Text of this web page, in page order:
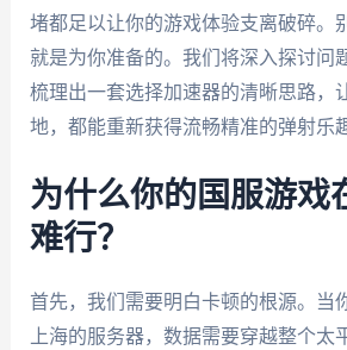
堵都足以让你的游戏体验支离破碎。
就是为你准备的。我们将深入探讨问
梳理出一套选择加速器的清晰思路，
地，都能重新获得流畅精准的弹射乐
为什么你的国服游戏
难行？
首先，我们需要明白卡顿的根源。当
上海的服务器，数据需要穿越整个太